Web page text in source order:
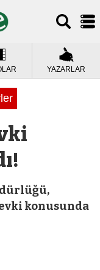
YAZARLAR
konusunda